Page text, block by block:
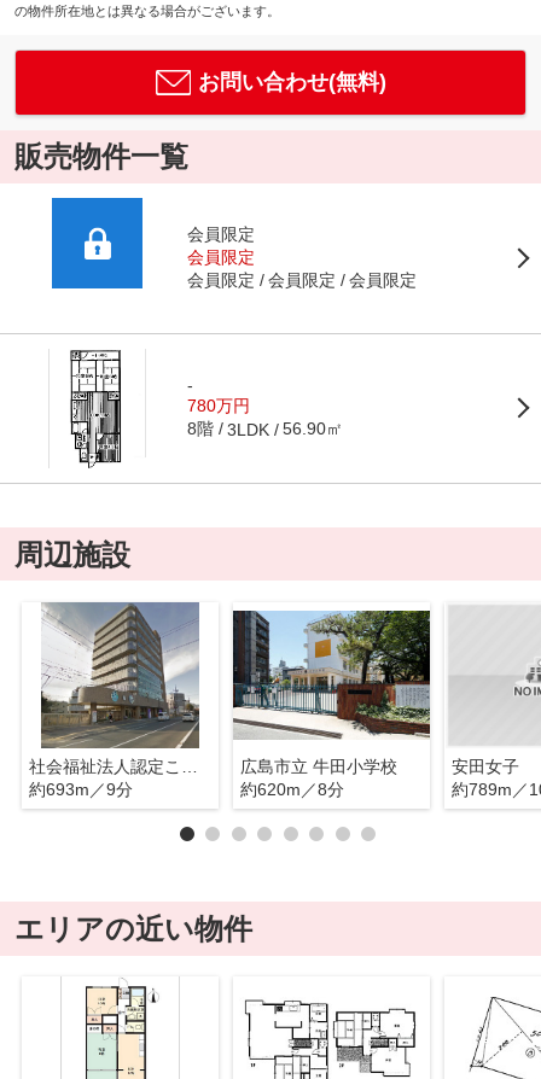
の物件所在地とは異なる場合がございます。
お問い合わせ(無料)
販売物件一覧
会員限定
会員限定
会員限定
会員限定 会員限定
-
780万円
8階 3LDK 56.90㎡
周辺施設
約693m／9分
広島市立 牛田小学校
約620m／8分
安田女子
約789m／
エリアの近い物件